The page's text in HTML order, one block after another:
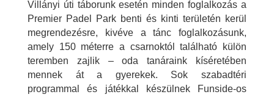
Villányi úti táborunk esetén minden foglalkozás a
Premier Padel Park benti és kinti területén kerül
megrendezésre, kivéve a tánc foglalkozásunk,
amely 150 méterre a csarnoktól található külön
teremben zajlik – oda tanáraink kíséretében
mennek át a gyerekek. Sok szabadtéri
programmal és játékkal készülnek Funside-os